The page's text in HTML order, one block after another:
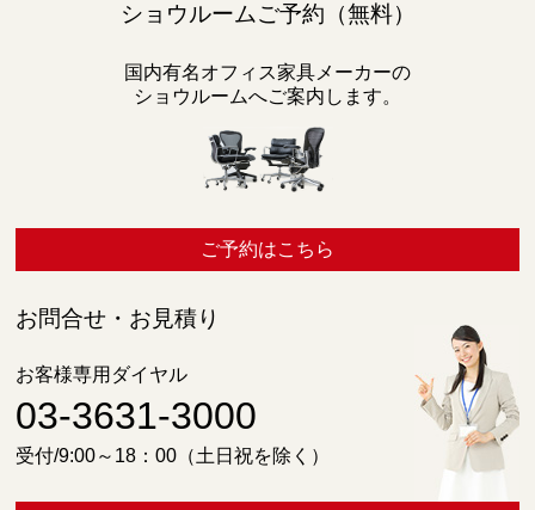
ショウルームご予約（無料）
国内有名オフィス家具メーカーの
ショウルームへご案内します。
ご予約はこちら
お問合せ・お見積り
お客様専用ダイヤル
03-3631-3000
受付/9:00～18：00（土日祝を除く）